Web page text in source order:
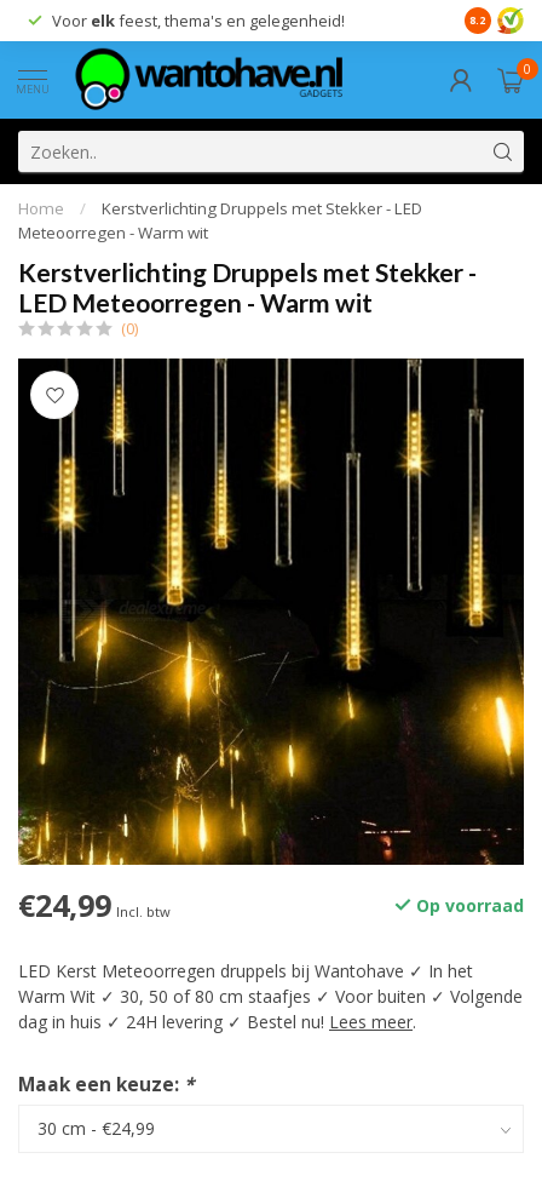
Voor elkfeest, thema's en gelegenheid! 8.2
MENU
0
Home /
Kerstverlichting Druppels met Stekker - LED
Meteoorregen - Warm wit
Kerstverlichting Druppels met Stekker -
LED Meteoorregen - Warm wit
(0)
€24,99 Incl. btw Op voorraad
LED Kerst Meteoorregen druppels bij Wantohave ✓ In het
Warm Wit ✓ 30, 50 of 80 cm staafjes ✓ Voor buiten ✓ Volgende
dag in huis ✓ 24H levering ✓ Bestel nu! Lees meer.
Maak een keuze: *